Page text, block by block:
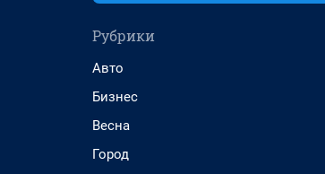
Рубрики
Авто
Бизнес
Весна
Город